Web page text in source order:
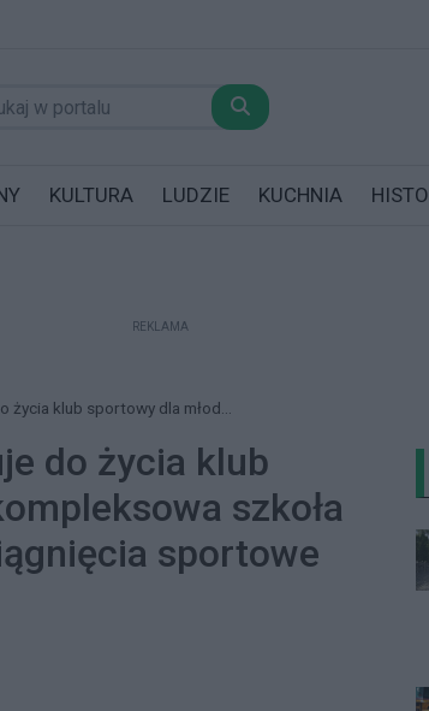
KULTURA LUDZIE KUCHNIA
REKLAMA
życia klub sportowy dla młod...
do życia klub
szkoła
sportowe